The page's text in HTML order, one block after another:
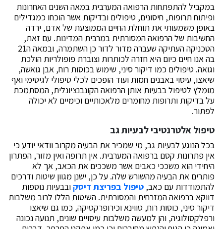
במקביל להתפתחות הרפואה המערבית במאה השנים האחרונות
ופיתוח תרופות, חיסונים, טיפולים ובדיקות אשר הוכחו כמגדילים
באופן משמעותי את תוחלת החיים הממוצעת של אדם, ירדה
החשיבות של הרפואה המסורתית במרבית המדינות. עם זאת,
הטכניקה העתיקה שעברה מדור לדור כן השתמרה, ובמאה ה21
בה אנו חיים כיום היא חזרה לכותרות וצוברת פופולריות הולכת
וגואה. טיפולים כמו דיקור סיני, שימוש בכוסות רוח, אבן גואשה,
שיאצו, עיסוי באבנים חמות ועוד הופכים לכלי טיפולי לגיטימי ואף
מומלץ לטיפול בבעיות אותן הרפואה הקונבנציונלית, המסתמכת
על בדיקות ותרופות מחומרים מלאכותיים וכימיים לא יכולה
לפתור.
טיפול אלטרנטיבי לבעיות גב
בכל הנוגע לבעיות גב, מי שמכיר את הבעיה מקרוב וודאי יודע כי
אין פתרונות קסם ברפואה המערבית. אין תרופה ואין מזור, הפתרון
היחידי הוא משככי כאבים אשר משככים את הכאב, אך לא
פותרים את הבעיה מהשורש שלה. על כן, ישנן מגוון שיטות ודרכים
להתמודדות עם כאב, טיפול בפריצת דיסק ובבעיות נוספות
דווקא ברפואה המזרחית והמסורתית. השיטות הללו לרוב משלבות
דיקור סיני, כוסות רוח, טווינא וכירופרקטיקה, כמו גם שיאצו
ורפלקסולוגיה, והן למעשה משלבות עיסויים שונים, תנועה נכונה